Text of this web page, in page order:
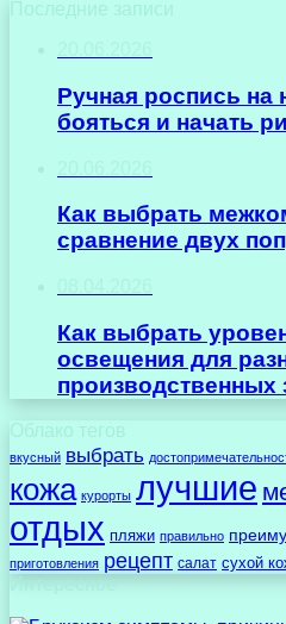
Последние записи
Ручная роспись на
бояться и начать
Как выбрать
сравнение двух
Как выбрать
освещения для
производственных
Облако тегов
вкусный выбрать
кожа курорты лучшие
отдых пляжи правильно
приготовления рецепт салат сухой